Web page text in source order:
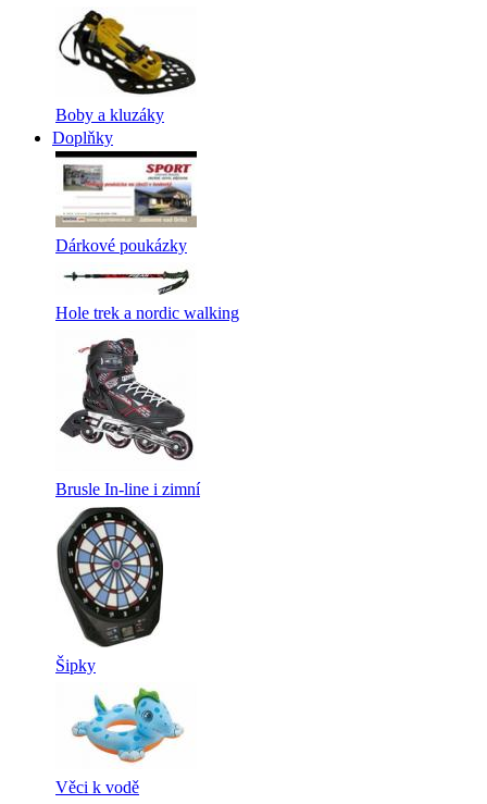
Boby a kluzáky
Doplňky
Dárkové poukázky
Hole trek a nordic walking
Brusle In-line i zimní
Šipky
Věci k vodě